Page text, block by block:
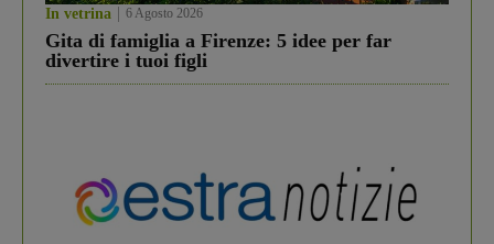
In vetrina 6 Agosto 2026
Gita di famiglia a Firenze: 5 idee per far
divertire i tuoi figli